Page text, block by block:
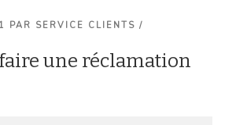
PAR SERVICE CLIENTS /
une réclamation